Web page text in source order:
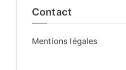
Contact
Mentions légales